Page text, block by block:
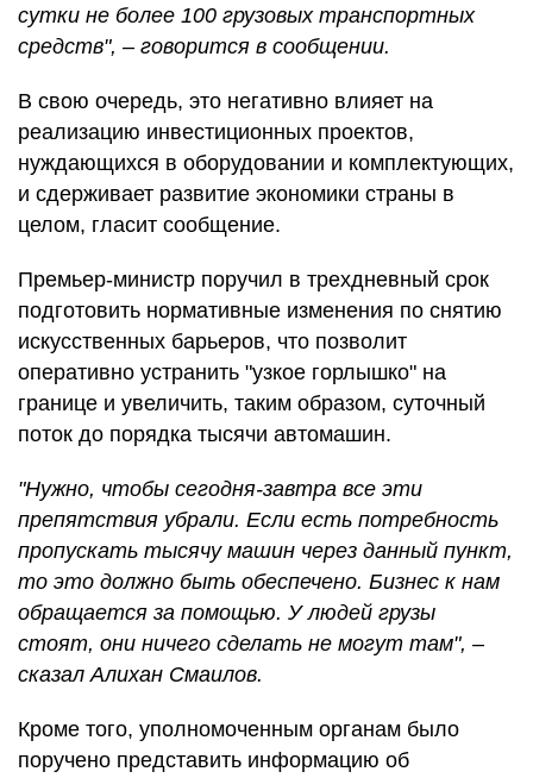
сутки не более 100 грузовых транспортных
средств", – говорится в сообщении.
В свою очередь, это негативно влияет на
реализацию инвестиционных проектов,
нуждающихся в оборудовании и комплектующих,
и сдерживает развитие экономики страны в
целом, гласит сообщение.
Премьер-министр поручил в трехдневный срок
подготовить нормативные изменения по снятию
искусственных барьеров, что позволит
оперативно устранить "узкое горлышко" на
границе и увеличить, таким образом, суточный
поток до порядка тысячи автомашин.
"Нужно, чтобы сегодня-завтра все эти
препятствия убрали. Если есть потребность
пропускать тысячу машин через данный пункт,
то это должно быть обеспечено. Бизнес к нам
обращается за помощью. У людей грузы
стоят, они ничего сделать не могут там", –
сказал Алихан Смаилов.
Кроме того, уполномоченным органам было
поручено представить информацию об